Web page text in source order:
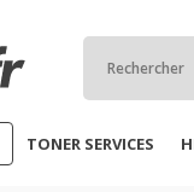
TONER SERVICES